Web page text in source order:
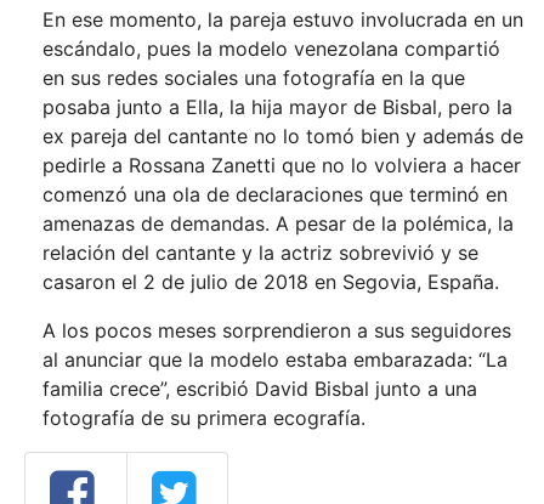
En ese momento, la pareja estuvo involucrada en un
escándalo, pues la modelo venezolana compartió
en sus redes sociales una fotografía en la que
posaba junto a Ella, la hija mayor de Bisbal, pero la
ex pareja del cantante no lo tomó bien y además de
pedirle a Rossana Zanetti que no lo volviera a hacer
comenzó una ola de declaraciones que terminó en
amenazas de demandas. A pesar de la polémica, la
relación del cantante y la actriz sobrevivió y se
casaron el 2 de julio de 2018 en Segovia, España.
A los pocos meses sorprendieron a sus seguidores
al anunciar que la modelo estaba embarazada: “La
familia crece”, escribió David Bisbal junto a una
fotografía de su primera ecografía.​